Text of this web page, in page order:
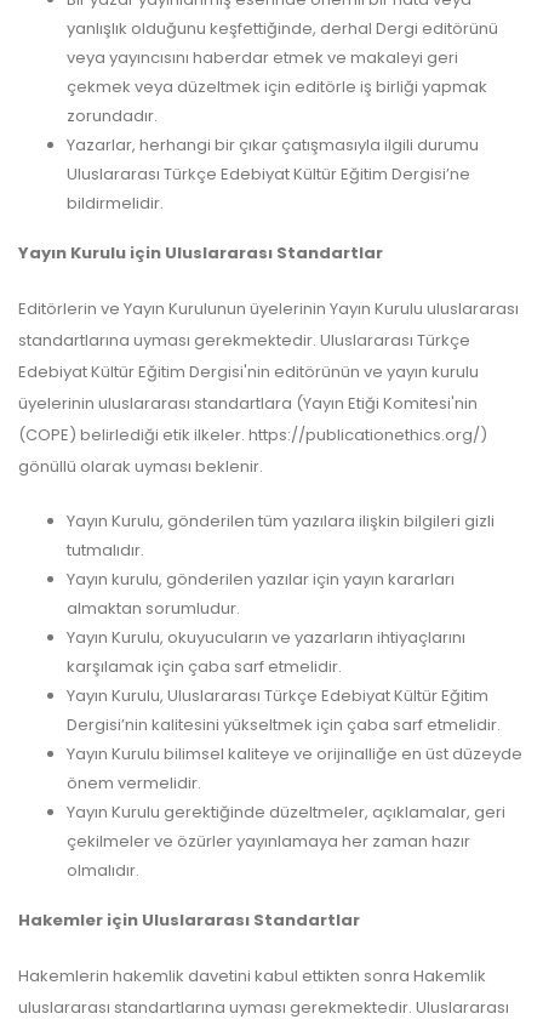
yanlışlık olduğunu keşfettiğinde, derhal Dergi editörünü
veya yayıncısını haberdar etmek ve makaleyi geri
çekmek veya düzeltmek için editörle iş birliği yapmak
zorundadır.
Yazarlar, herhangi bir çıkar çatışmasıyla ilgili durumu
Uluslararası Türkçe Edebiyat Kültür Eğitim Dergisi’ne
bildirmelidir.
Yayın Kurulu için Uluslararası Standartlar
Editörlerin ve Yayın Kurulunun üyelerinin Yayın Kurulu uluslararası
standartlarına uyması gerekmektedir. Uluslararası Türkçe
Edebiyat Kültür Eğitim Dergisi'nin editörünün ve yayın kurulu
üyelerinin uluslararası standartlara (Yayın Etiği Komitesi'nin
(COPE) belirlediği etik ilkeler. https://publicationethics.org/)
gönüllü olarak uyması beklenir.
Yayın Kurulu, gönderilen tüm yazılara ilişkin bilgileri gizli
tutmalıdır.
Yayın kurulu, gönderilen yazılar için yayın kararları
almaktan sorumludur.
Yayın Kurulu, okuyucuların ve yazarların ihtiyaçlarını
karşılamak için çaba sarf etmelidir.
Yayın Kurulu, Uluslararası Türkçe Edebiyat Kültür Eğitim
Dergisi’nin kalitesini yükseltmek için çaba sarf etmelidir.
Yayın Kurulu bilimsel kaliteye ve orijinalliğe en üst düzeyde
önem vermelidir.
Yayın Kurulu gerektiğinde düzeltmeler, açıklamalar, geri
çekilmeler ve özürler yayınlamaya her zaman hazır
olmalıdır.
Hakemler için Uluslararası Standartlar
Hakemlerin hakemlik davetini kabul ettikten sonra Hakemlik
uluslararası standartlarına uyması gerekmektedir. Uluslararası